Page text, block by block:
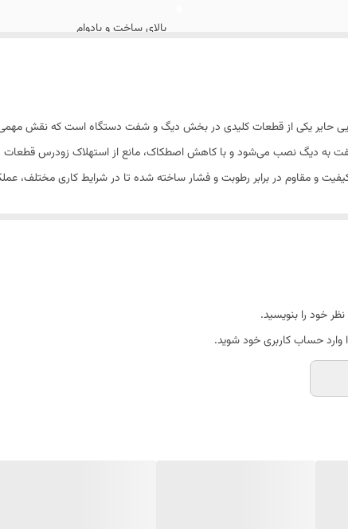
بالای ساخت و بادوام
یکی از قطعات کلیدی در بخش دیگ و شفت دستگاه است که نقش مهمی
به دیگ نصب می‌شود و با کاهش اصطکاک، مانع از استهلاک زودرس قطعات
و مقاوم در برابر رطوبت و فشار ساخته شده تا در شرایط کاری مختلف،
خود را بنویسید.
وارد حساب کاربری خود شوید.